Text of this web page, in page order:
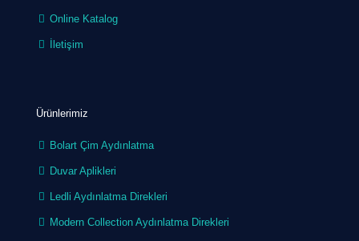
Online Katalog
İletişim
Ürünlerimiz
Bolart Çim Aydınlatma
Duvar Aplikleri
Ledli Aydınlatma Direkleri
Modern Collection Aydınlatma Direkleri